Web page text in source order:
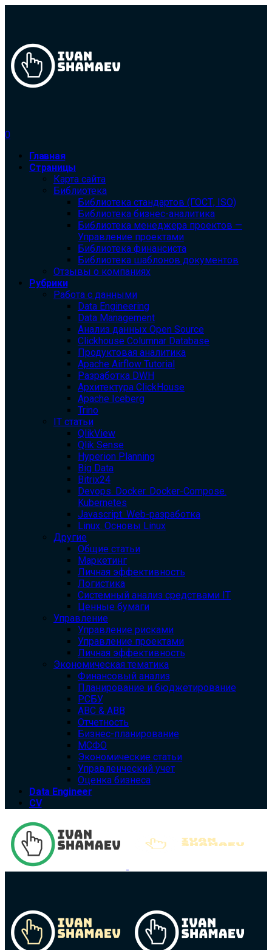
0
Главная
Страницы
Карта сайта
Библиотека
Библиотека cтандартов (ГОСТ, ISO)
Библиотека бизнес-аналитика
Библиотека менеджера проектов —
Управление проектами
Библиотека финансиста
Библиотека шаблонов документов
Отзывы о компаниях
Рубрики
Работа с данными
Data Engineering
Data Management
Анализ данных Open Source
Clickhouse Columnar Database
Продуктовая аналитика
Apache Airflow Tutorial
Разработка DWH
Архитектура ClickHouse
Apache Iceberg
Trino
IT статьи
QlikView
Qlik Sense
Hyperion Planning
Big Data
Bitrix24
Devops. Docker. Docker-Compose.
Kubernetes
Javascript. Web-разработка
Linux. Основы Linux
Другие
Общие статьи
Маркетинг
Личная эффективность
Логистика
Системный анализ средствами IT
Ценные бумаги
Управление
Управление рисками
Управление проектами
Личная эффективность
Экономическая тематика
Финансовый анализ
Планирование и бюджетирование
РСБУ
ABC & ABB
Отчетность
Бизнес-планирование
МСФО
Экономические статьи
Управленческий учет
Оценка бизнеса
Data Engineer
CV